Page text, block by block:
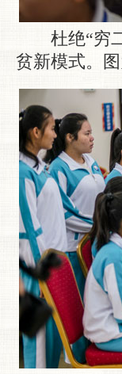
杜绝“穷二
贫新模式。